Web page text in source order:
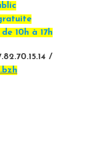
10h à 17h
/